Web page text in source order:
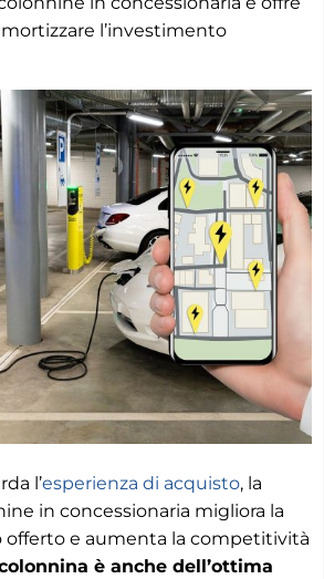
l’investimento
l’esperienza di acquisto, la
in concessionaria migliora la
offerto e aumenta la competitività
è anche dell’ottima